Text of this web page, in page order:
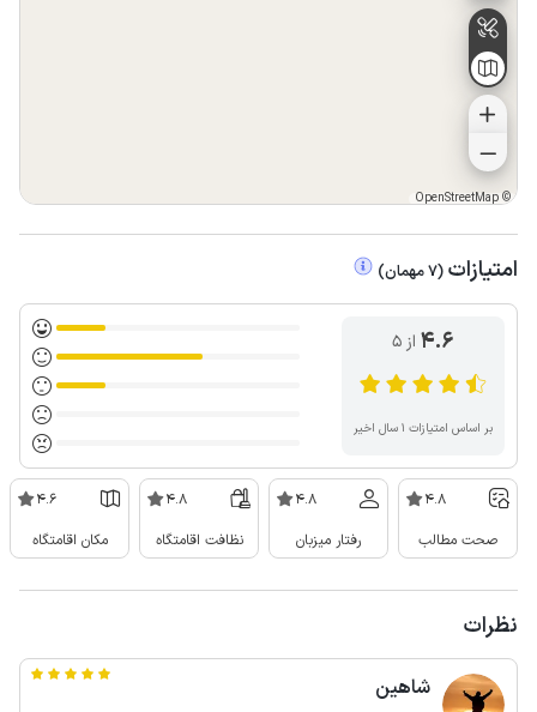
©
OpenStreetMap
امتیازات (
7مهمان)
4.6 از ۵
بر اساس امتیازات ۱ سال اخیر
4.8
صحت مطالب
4.8
رفتار میزبان
4.8
نظافت اقامتگاه
4.6
مکان اقامتگاه
نظرات
شاهین